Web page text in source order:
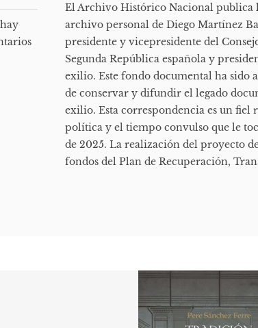
El Archivo Histórico Nacional publica
archivo personal de Diego Martínez
presidente y vicepresidente del
Segunda República española y
exilio. Este fondo documental ha sido
de conservar y difundir el legado
exilio. Esta correspondencia es un fiel
política y el tiempo convulso que le
de 2025. La realización del proyecto
fondos del Plan de Recuperación,